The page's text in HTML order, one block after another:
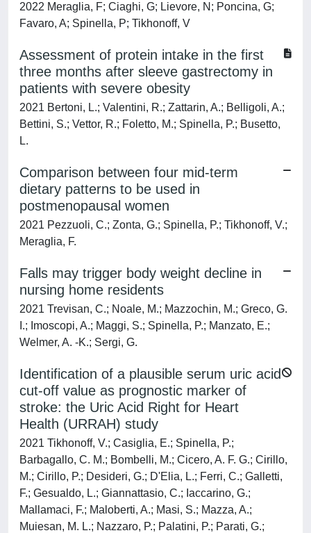
2022 Meraglia, F; Ciaghi, G; Lievore, N; Poncina, G;
Favaro, A; Spinella, P; Tikhonoff, V
Assessment of protein intake in the first
three months after sleeve gastrectomy in
patients with severe obesity
2021 Bertoni, L.; Valentini, R.; Zattarin, A.; Belligoli, A.;
Bettini, S.; Vettor, R.; Foletto, M.; Spinella, P.; Busetto,
L.
Comparison between four mid-term
dietary patterns to be used in
postmenopausal women
2021 Pezzuoli, C.; Zonta, G.; Spinella, P.; Tikhonoff, V.;
Meraglia, F.
Falls may trigger body weight decline in
nursing home residents
2021 Trevisan, C.; Noale, M.; Mazzochin, M.; Greco, G.
I.; Imoscopi, A.; Maggi, S.; Spinella, P.; Manzato, E.;
Welmer, A. -K.; Sergi, G.
Identification of a plausible serum uric acid
cut-off value as prognostic marker of
stroke: the Uric Acid Right for Heart
Health (URRAH) study
2021 Tikhonoff, V.; Casiglia, E.; Spinella, P.;
Barbagallo, C. M.; Bombelli, M.; Cicero, A. F. G.; Cirillo,
M.; Cirillo, P.; Desideri, G.; D'Elia, L.; Ferri, C.; Galletti,
F.; Gesualdo, L.; Giannattasio, C.; Iaccarino, G.;
Mallamaci, F.; Maloberti, A.; Masi, S.; Mazza, A.;
Muiesan, M. L.; Nazzaro, P.; Palatini, P.; Parati, G.;